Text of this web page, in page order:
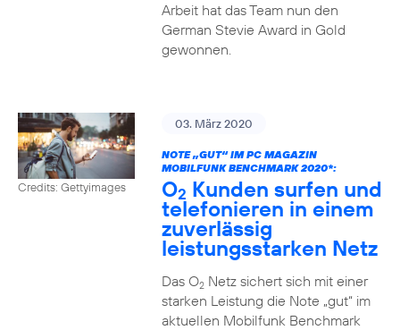
Arbeit hat das Team nun den
German Stevie Award in Gold
gewonnen.
Credits: Gettyimages
03. März 2020
NOTE „GUT“ IM PC MAGAZIN
MOBILFUNK BENCHMARK 2020*:
O2 Kunden surfen und
telefonieren in einem
zuverlässig
leistungsstarken Netz
Das O2Netz sichert sich mit einer
starken Leistung die Note „gut“ im
aktuellen Mobilfunk Benchmark